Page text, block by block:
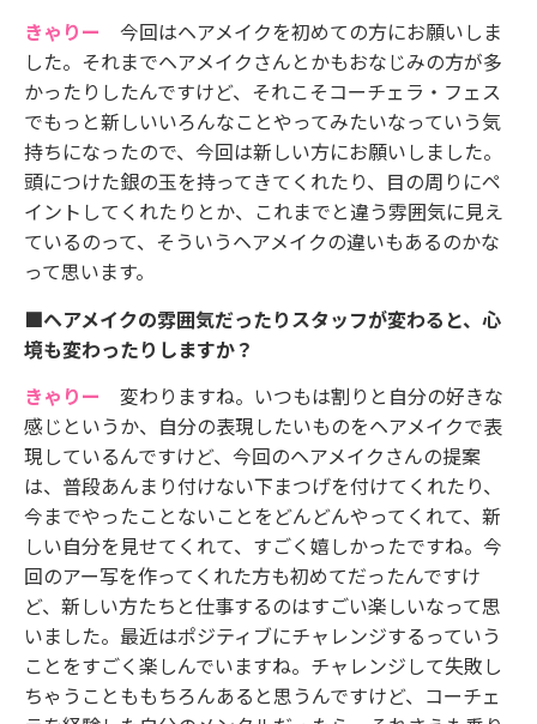
きゃりー 今回はヘアメイクを初めての方にお願いしま
した。それまでヘアメイクさんとかもおなじみの方が多
かったりしたんですけど、それこそコーチェラ・フェス
でもっと新しいいろんなことやってみたいなっていう気
持ちになったので、今回は新しい方にお願いしました。
頭につけた銀の玉を持ってきてくれたり、目の周りにペ
イントしてくれたりとか、これまでと違う雰囲気に見え
ているのって、そういうヘアメイクの違いもあるのかな
って思います。
■ヘアメイクの雰囲気だったりスタッフが変わると、心
境も変わったりしますか？
きゃりー 変わりますね。いつもは割りと自分の好きな
感じというか、自分の表現したいものをヘアメイクで表
現しているんですけど、今回のヘアメイクさんの提案
は、普段あんまり付けない下まつげを付けてくれたり、
今までやったことないことをどんどんやってくれて、新
しい自分を見せてくれて、すごく嬉しかったですね。今
回のアー写を作ってくれた方も初めてだったんですけ
ど、新しい方たちと仕事するのはすごい楽しいなって思
いました。最近はポジティブにチャレンジするっていう
ことをすごく楽しんでいますね。チャレンジして失敗し
ちゃうことももちろんあると思うんですけど、コーチェ